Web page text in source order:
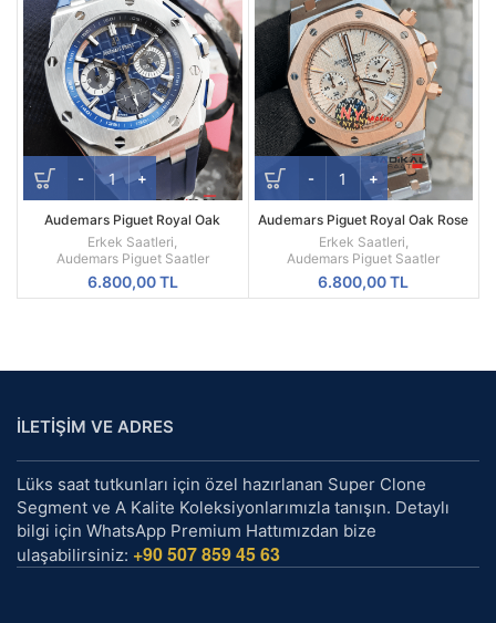
Audemars Piguet Royal Oak
Offshore New Model Replika
Erkek Kol Saati
Erkek Saatleri,
Audemars Piguet Saatler
6.800,00TL
Audemars Piguet Royal Oak Rose
Besel 41mm Replika Erkek Kol
Saati
Erkek Saatleri,
Audemars Piguet Saatler
6.800,00TL
İLETİŞİM VE ADRES
Lüks saat tutkunları için özel hazırlanan Super Clone
Segment ve A Kalite Koleksiyonlarımızla tanışın. Detaylı
bilgi için WhatsApp Premium Hattımızdan bize
ulaşabilirsiniz: +90 507 859 45 63